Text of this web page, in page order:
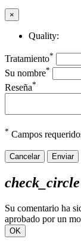
×
Quality:
Tratamiento*
Su nombre*
Reseña*
* Campos
Cancelar Enviar
check_circle
Su comentario ha
aprobado por un
OK